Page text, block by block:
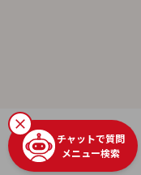
チャットで質問
メニュー検索